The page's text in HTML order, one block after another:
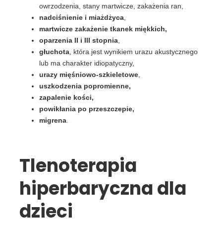
owrzodzenia, stany martwicze, zakażenia ran,
nadciśnienie i miażdżyca
martwicze zakażenie tkanek miękkich,
oparzenia II i III stopnia
głuchota , która jest wynikiem urazu akustycznego
lub ma charakter idiopatyczny,
urazy mięśniowo-szkieletowe
uszkodzenia popromienne,
zapalenie kości,
powikłania po przeszczepie,
migrena
Tlenoterapia
hiperbaryczna dla
dzieci